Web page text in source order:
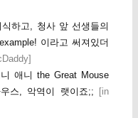
하고, 청사 앞 선생들의
이라고 써져있더
]
애니 the Great Mouse
스, 악역이 랫이죠;; [in